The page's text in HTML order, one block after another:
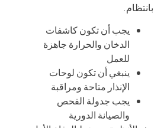
بانتظام.
يجب أن تكون كاشفات
الدخان والحرارة جاهزة
للعمل
ينبغي أن تكون لوحات
الإنذار متاحة ومراقبة
يجب جدولة الفحص
والصيانة الدورية